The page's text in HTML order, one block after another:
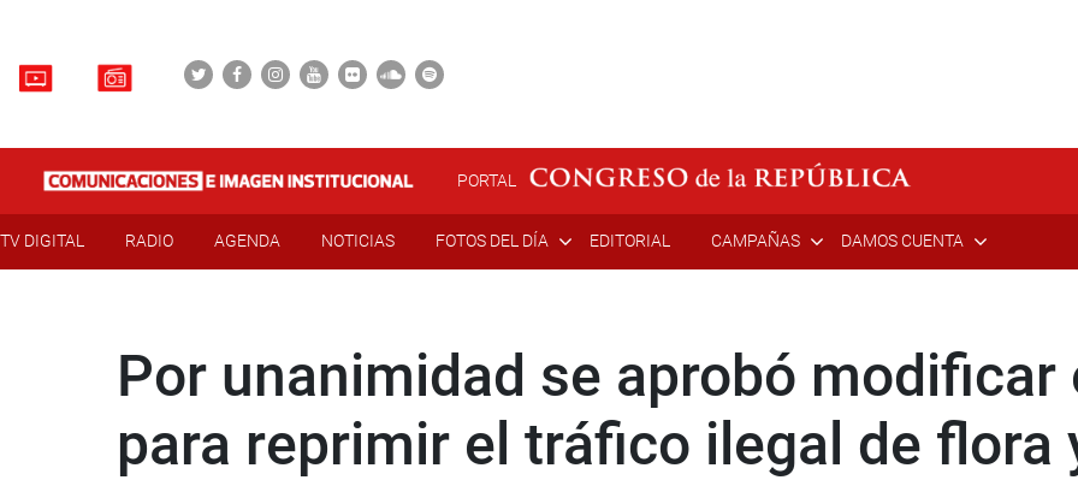
PORTAL
TV DIGITAL RADIO AGENDA NOTICIAS FOTOS DEL DÍA EDITORIAL CAMPAÑAS DAMOS CUENTA
Por unanimidad se aprobó modificar
para reprimir el tráfico ilegal de flora